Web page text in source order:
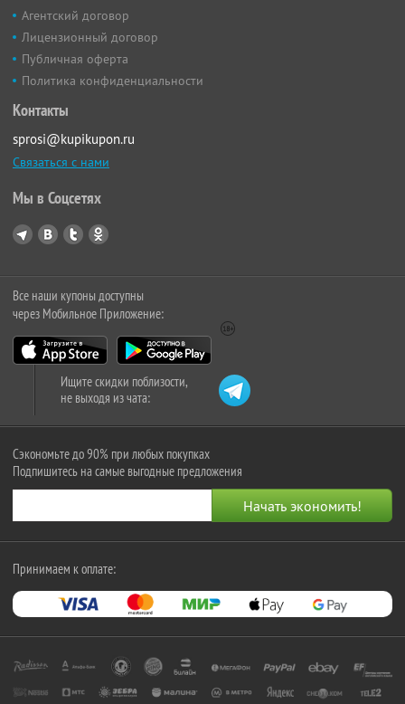
Агентский договор
Лицензионный договор
Публичная оферта
Политика конфиденциальности
Контакты
sprosi@kupikupon.ru
Связаться с нами
Мы в Соцсетях
Все наши купоны доступны
через Мобильное Приложение:
Ищите скидки поблизости,
не выходя из чата:
Сэкономьте до 90% при любых покупках
Подпишитесь на самые выгодные предложения
Принимаем к оплате: